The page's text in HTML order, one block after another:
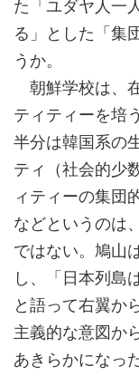
た「ユダヤ人一
る」とした「集
うか。
朝鮮学校は、
ティティーを培
半分は韓国系の
ティ（社会的少
ィティーの集団
などというのは
ではない。鳩山
し、「日本列島
と語って右翼か
主義的な意図か
あきらかになっ